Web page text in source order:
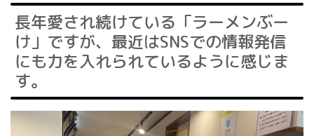
長年愛され続けている「ラーメンぶー
け」ですが、最近はSNSでの情報発信
にも力を入れられているように感じま
す。